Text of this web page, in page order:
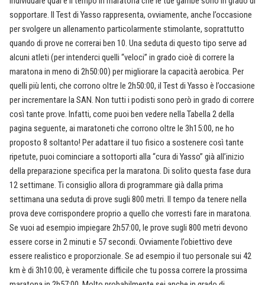
sopportare. Il Test di Yasso rappresenta, ovviamente, anche l’occasione
per svolgere un allenamento particolarmente stimolante, soprattutto
quando di prove ne correrai ben 10. Una seduta di questo tipo serve ad
alcuni atleti (per intenderci quelli “veloci” in grado cioè di correre la
maratona in meno di 2h50:00) per migliorare la capacità aerobica. Per
quelli più lenti, che corrono oltre le 2h50:00, il Test di Yasso è l’occasione
per incrementare la SAN. Non tutti i podisti sono però in grado di correre
così tante prove. Infatti, come puoi ben vedere nella Tabella 2 della
pagina seguente, ai maratoneti che corrono oltre le 3h15:00, ne ho
proposto 8 soltanto! Per adattare il tuo fisico a sostenere così tante
ripetute, puoi cominciare a sottoporti alla “cura di Yasso” già all’inizio
della preparazione specifica per la maratona. Di solito questa fase dura
12 settimane. Ti consiglio allora di programmare già dalla prima
settimana una seduta di prove sugli 800 metri. Il tempo da tenere nella
prova deve corrispondere proprio a quello che vorresti fare in maratona.
Se vuoi ad esempio impiegare 2h57:00, le prove sugli 800 metri devono
essere corse in 2 minuti e 57 secondi. Ovviamente l’obiettivo deve
essere realistico e proporzionale. Se ad esempio il tuo personale sui 42
km è di 3h10:00, è veramente difficile che tu possa correre la prossima